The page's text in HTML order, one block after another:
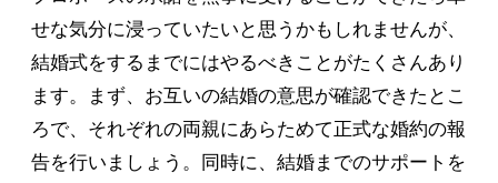
せな気分に浸っていたいと思うかもしれませんが、
結婚式をするまでにはやるべきことがたくさんあり
ます。まず、お互いの結婚の意思が確認できたとこ
ろで、それぞれの両親にあらためて正式な婚約の報
告を行いましょう。同時に、結婚までのサポートを